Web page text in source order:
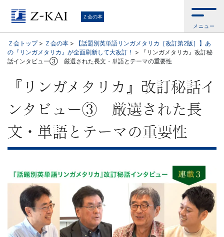
学
習
参
書
か
ら、
語
書、
Ｚ会の本
メニュー
Ｚ会トップ> Ｚ会の本 >
【話題別英単語リンガメタリカ［改訂第2版］】あ
の『リンガメタリカ』が全面刷新して大改訂！ >
『リンガメタリカ』改訂秘
話インタビュー③ 厳選された長文・単語とテーマの重要性
『リンガメタリカ』改訂秘話イ
ンタビュー③ 厳選された長
文・単語とテーマの重要性